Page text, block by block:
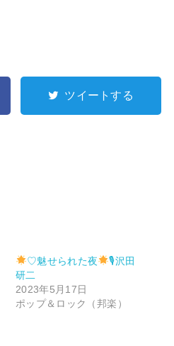
ツイートする
♡魅せられた夜
🎙沢田
研二
2023年5月17日
ポップ＆ロック（邦楽）